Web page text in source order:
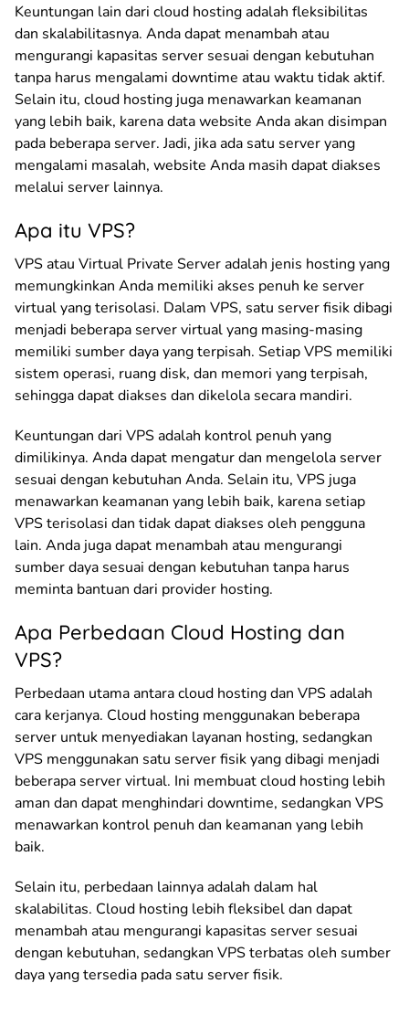
Keuntungan lain dari cloud hosting adalah fleksibilitas
dan skalabilitasnya. Anda dapat menambah atau
mengurangi kapasitas server sesuai dengan kebutuhan
tanpa harus mengalami downtime atau waktu tidak aktif.
Selain itu, cloud hosting juga menawarkan keamanan
yang lebih baik, karena data website Anda akan disimpan
pada beberapa server. Jadi, jika ada satu server yang
mengalami masalah, website Anda masih dapat diakses
melalui server lainnya.
Apa itu VPS?
VPS atau Virtual Private Server adalah jenis hosting yang
memungkinkan Anda memiliki akses penuh ke server
virtual yang terisolasi. Dalam VPS, satu server fisik dibagi
menjadi beberapa server virtual yang masing-masing
memiliki sumber daya yang terpisah. Setiap VPS memiliki
sistem operasi, ruang disk, dan memori yang terpisah,
sehingga dapat diakses dan dikelola secara mandiri.
Keuntungan dari VPS adalah kontrol penuh yang
dimilikinya. Anda dapat mengatur dan mengelola server
sesuai dengan kebutuhan Anda. Selain itu, VPS juga
menawarkan keamanan yang lebih baik, karena setiap
VPS terisolasi dan tidak dapat diakses oleh pengguna
lain. Anda juga dapat menambah atau mengurangi
sumber daya sesuai dengan kebutuhan tanpa harus
meminta bantuan dari provider hosting.
Apa Perbedaan Cloud Hosting dan
VPS?
Perbedaan utama antara cloud hosting dan VPS adalah
cara kerjanya. Cloud hosting menggunakan beberapa
server untuk menyediakan layanan hosting, sedangkan
VPS menggunakan satu server fisik yang dibagi menjadi
beberapa server virtual. Ini membuat cloud hosting lebih
aman dan dapat menghindari downtime, sedangkan VPS
menawarkan kontrol penuh dan keamanan yang lebih
baik.
Selain itu, perbedaan lainnya adalah dalam hal
skalabilitas. Cloud hosting lebih fleksibel dan dapat
menambah atau mengurangi kapasitas server sesuai
dengan kebutuhan, sedangkan VPS terbatas oleh sumber
daya yang tersedia pada satu server fisik.